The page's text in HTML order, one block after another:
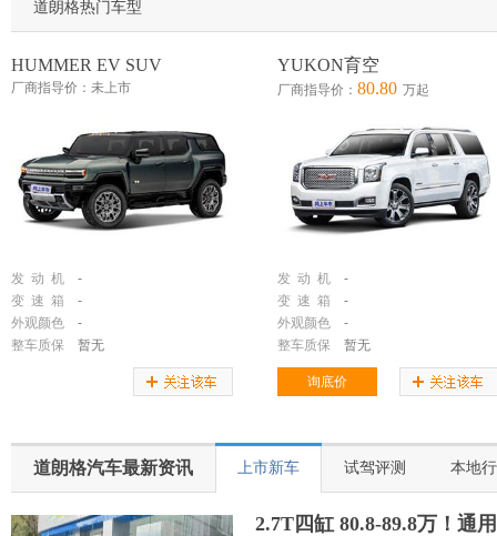
道朗格热门车型
HUMMER EV SUV
厂商指导价：未上市
发 动 机
-
变 速 箱
-
外观颜色
-
整车质保
暂无
YUKON育空
厂商指导价： 80.80 万起
发 动 机
-
变 速 箱
-
外观颜色
-
整车质保
暂无
询底价
道朗格汽车最新资讯 上市新车 试驾评测 本地
2.7T四缸 80.8-89.8万！通